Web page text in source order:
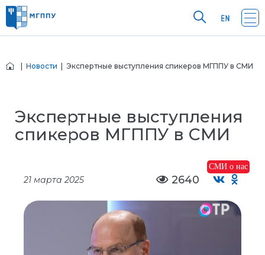
Новости | Экспертные выступления спикеров МГППУ в СМИ
Экспертные выступления
спикеров МГППУ в СМИ
СМИ о нас
21 марта 2025 2640